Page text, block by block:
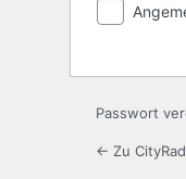
Passwort
← Zu